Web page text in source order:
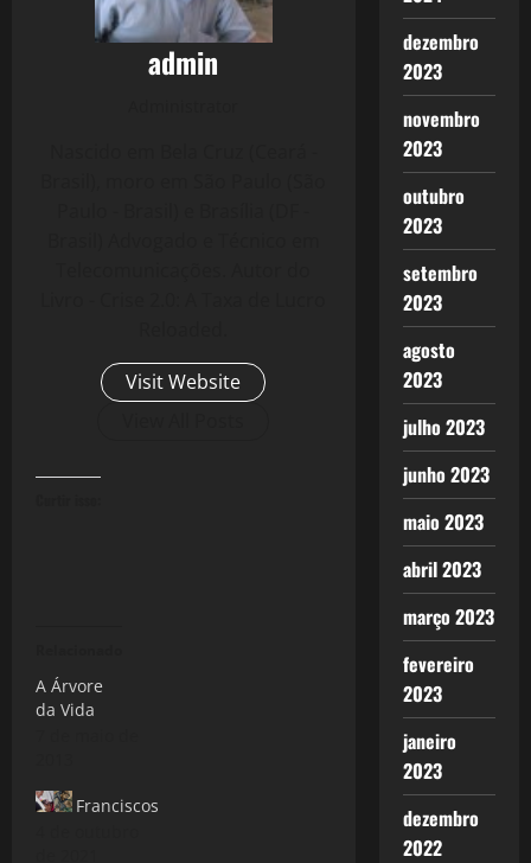
admin
Visit Website
A Árvore
da Vida
Franciscos
dezembro
2023
novembro
2023
outubro
2023
setembro
2023
agosto
2023
julho 2023
junho 2023
maio 2023
abril 2023
março 2023
fevereiro
2023
janeiro
2023
dezembro
2022